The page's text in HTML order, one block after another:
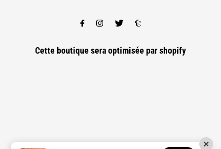
Cette boutique sera optimisée parshopify